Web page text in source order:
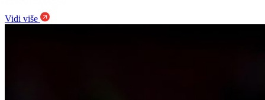
Vidi više